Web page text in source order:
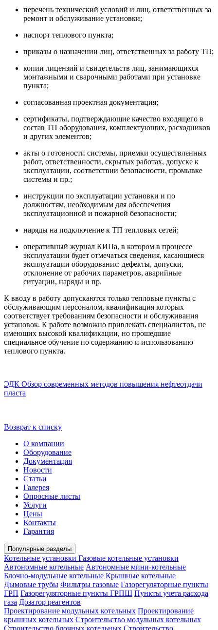
перечень технический условий и лиц, ответственных за
ремонт и обслуживание установки;
паспорт теплового пункта;
приказы о назначении лиц, ответственных за работу ТП;
копии лицензий и свидетельств лиц, занимающихся
монтажными и сварочными работами при установке
пункта;
согласованная проектная документация;
сертификаты, подтверждающие качество входящего в
состав ТП оборудования, комплектующих, расходников
и других элементов;
акты о готовности системы, приемки осуществленных
работ, ответственности, скрытых работах, допуске к
эксплуатации, соответствии безопасности, промывке
системы и пр.;
инструкции по эксплуатации установки и по
должностям, необходимым для обеспечения
эксплуатационной и пожарной безопасности;
наряды на подключение к ТП тепловых сетей;
оперативный журнал КИПа, в котором в процессе
эксплуатации будет отмечаться сведения, касающиеся
эксплуатации оборудования: дефекты, допуски,
отклонение от рабочих параметров, аварийные
ситуации, наряды и пр.
К вводу в работу допускаются только тепловые пункты с
обслуживающим персоналом, квалификация которых
соответствует требованиям безопасности и обслуживания
установок. К работе возможно привлекать специалистов, не
имеющих высокой квалификации, но прошедшие
специальное обучение по содержанию и использованию
теплового пункта.
ЭДК Обзор современных методов повышения нефтеотдачи
пласта
Возврат к списку
О компании
Оборудование
Документация
Новости
Статьи
Галерея
Опросные листы
Услуги
Цены
Контакты
Гарантия
Популярные разделы
Котельные установки Газовые котельные установки
Автономные котельные Автономные мини-котельные
Блочно-модульные котельные Крышные котельные
Дымовые трубы Фильтры газовые Газорегуляторные пункты
ГРП Газорегуляторные пункты ГРПШ Пункты учета расхода
газа Дозатор реагентов
Проектирование модульных котельных Проектирование
крышных котельных Строительство модульных котельных
Строительство блочных котельных Строительство